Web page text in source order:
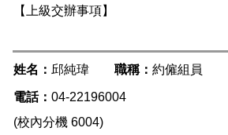
【上級交辦事項】
姓名： 邱純瑋 職稱： 約僱組員
電話： 04-22196004
(校內分機 6004)